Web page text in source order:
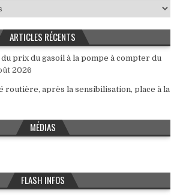
ARTICLES RÉCENTS
prix du gasoil à la pompe à compter du
2026
routière, après la sensibilisation, place à la
MÉDIAS
FLASH INFOS